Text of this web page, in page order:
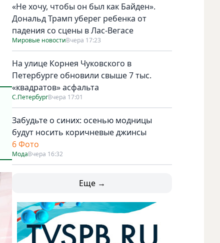
«Не хочу, чтобы он был как Байден».
Дональд Трамп уберег ребенка от
падения со сцены в Лас-Вегасе
Мировые новостиВчера 17:23
На улице Корнея Чуковского в
Петербурге обновили свыше 7 тыс.
«квадратов» асфальта
С.ПетербургВчера 17:01
Забудьте о синих: осенью модницы
будут носить коричневые джинсы
6 Фото
МодаВчера 16:32
Еще →